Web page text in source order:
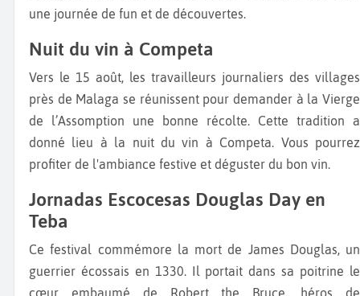
une journée de fun et de découvertes.
Nuit du vin à Competa
Vers le 15 août, les travailleurs journaliers des villages
près de Malaga se réunissent pour demander à la Vierge
de l’Assomption une bonne récolte. Cette tradition a
donné lieu à la nuit du vin à Competa. Vous pourrez
profiter de l'ambiance festive et déguster du bon vin.
Jornadas Escocesas Douglas Day en
Teba
Ce festival commémore la mort de James Douglas, un
guerrier écossais en 1330. Il portait dans sa poitrine le
cœur embaumé de Robert the Bruce, héros de